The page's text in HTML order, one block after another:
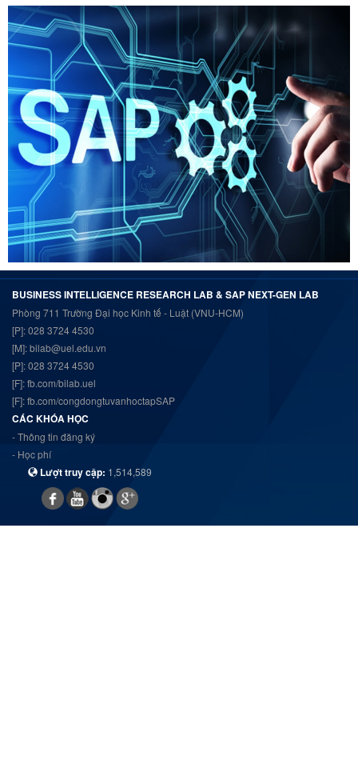
BUSINESS INTELLIGENCE RESEARCH LAB & SAP NEXT-GEN LAB
Phòng 711 Trường Đại học Kinh tế - Luật (VNU-HCM)
[P]: 028 3724 4530
[M]: bilab@uel.edu.vn
[P]: 028 3724 4530
[F]:fb.com/bilab.uel
[F]:fb.com/congdongtuvanhoctapSAP
CÁC KHÓA HỌC
- Thông tin đăng ký
- Học phí
Lượt truy cập: 1,514,589